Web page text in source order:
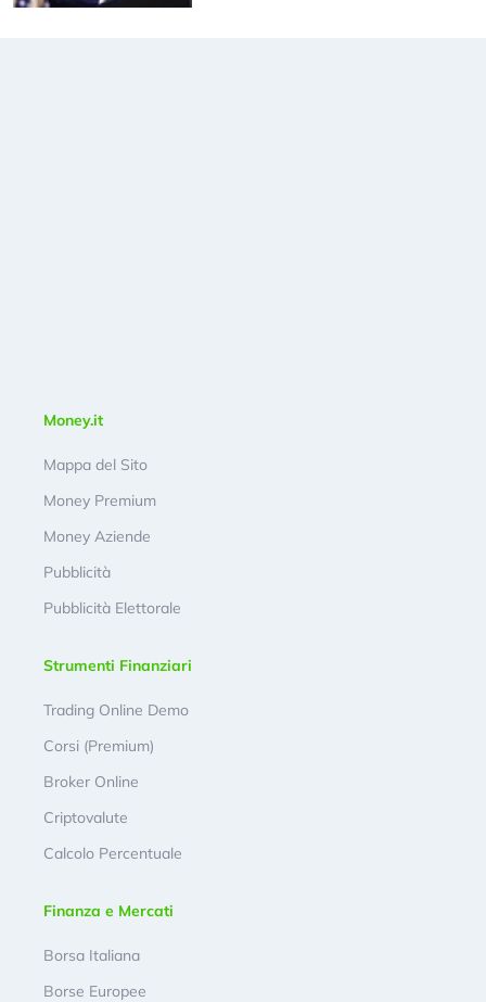
Money.it
Mappa del Sito
Money Premium
Money Aziende
Pubblicità
Pubblicità Elettorale
Strumenti Finanziari
Trading Online Demo
Corsi (Premium)
Broker Online
Criptovalute
Calcolo Percentuale
Finanza e Mercati
Borsa Italiana
Borse Europee